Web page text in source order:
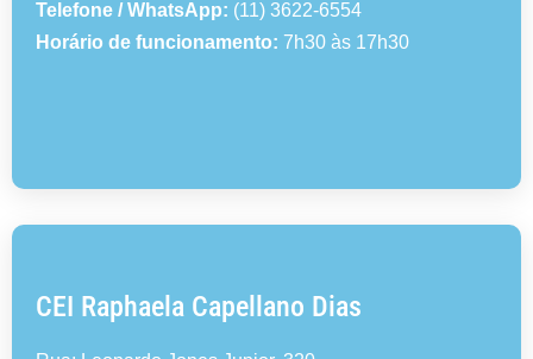
Telefone / WhatsApp: (11) 3622-6554
Horário de funcionamento: 7h30 às 17h30
CEI Raphaela Capellano Dias